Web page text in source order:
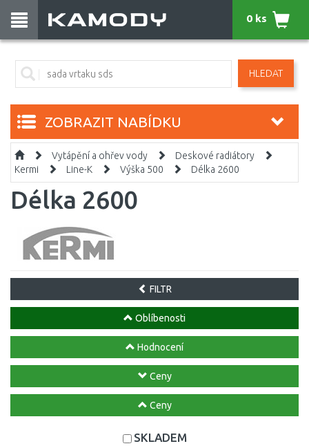
HLEDAT
0 ks
ZOBRAZIT NABÍDKU
Vytápění a ohřev vody
Deskové radiátory
Kermi
Line-K Výška 500 Délka 2600
Délka 2600
FILTR
Oblíbenosti
Hodnocení
Ceny
Ceny
SKLADEM